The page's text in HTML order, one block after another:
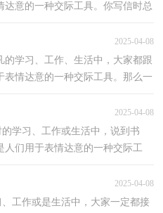
意的一种交际工具。你写信时总
2025-04-08
的学习、工作、生活中，大家都跟
情达意的一种交际工具。那么一
2025-04-08
学习、工作或生活中，说到书
们用于表情达意的一种交际工
2025-04-08
工作或是生活中，大家一定都接